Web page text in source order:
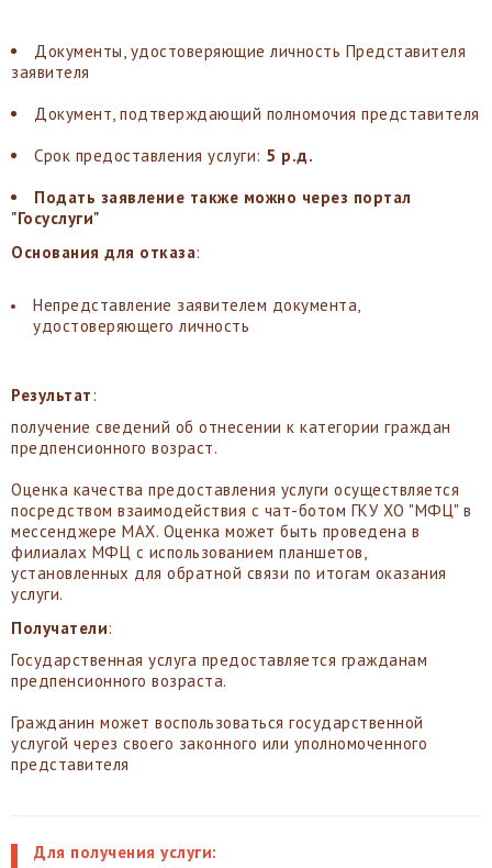
Документы, удостоверяющие личность Представителя
заявителя
Документ, подтверждающий полномочия представителя
Срок предоставления услуги: 5 р.д.
Подать заявление также можно через портал
"Госуслуги"
Основания для отказа:
Непредставление заявителем документа,
удостоверяющего личность
Результат:
получение сведений об отнесении к категории граждан
предпенсионного возраст.
Оценка качества предоставления услуги осуществляется
посредством взаимодействия с чат-ботом ГКУ ХО "МФЦ" в
мессенджере MAX. Оценка может быть проведена в
филиалах МФЦ с использованием планшетов,
установленных для обратной связи по итогам оказания
услуги.
Получатели:
Государственная услуга предоставляется гражданам
предпенсионного возраста.
Гражданин может воспользоваться государственной
услугой через своего законного или уполномоченного
представителя
Для получения услуги: